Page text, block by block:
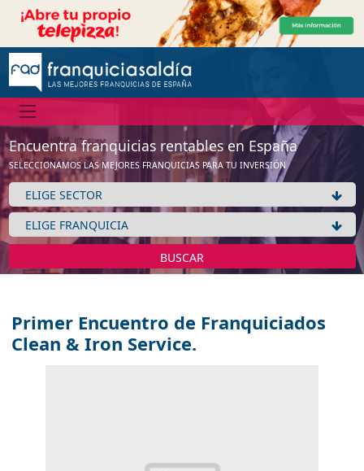
Encuentra franquicias rentables en España
SELECCIONAMOS LAS MEJORES FRANQUICIAS PARA TU INVERSIÓN
BUSCAR
Primer Encuentro de Franquiciados
Clean & Iron Service.